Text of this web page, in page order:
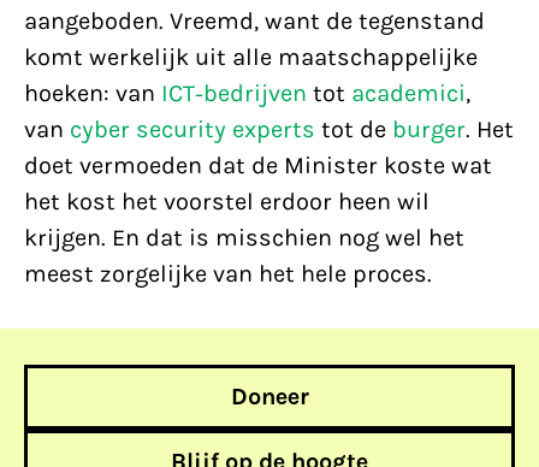
aangeboden. Vreemd, want de tegenstand
komt werkelijk uit alle maatschappelijke
hoeken: van ICT-bedrijven tot academici,
van cyber security experts tot de burger. Het
doet vermoeden dat de Minister koste wat
het kost het voorstel erdoor heen wil
krijgen. En dat is misschien nog wel het
meest zorgelijke van het hele proces.
Doneer